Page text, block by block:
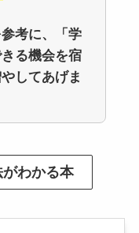
考に、「学
る機会を宿
してあげま
わかる本